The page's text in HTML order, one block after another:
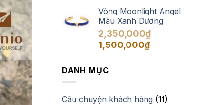
Vòng Moonlight Angel
Màu Xanh Dương
2,350,000₫
Giá
2,350,000₫.
1,500,000₫Giá
DANH MỤC
Câu chuyện khách hàng (11)